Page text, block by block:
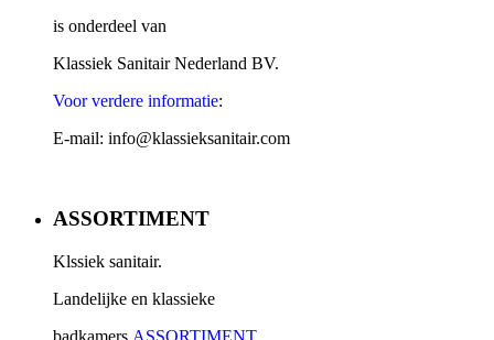
is onderdeel van
Klassiek Sanitair Nederland BV.
Voor verdere informatie:
E-mail: info@klassieksanitair.com
ASSORTIMENT
Klssiek sanitair.
Landelijke en klassieke
badkamers ASSORTIMENT